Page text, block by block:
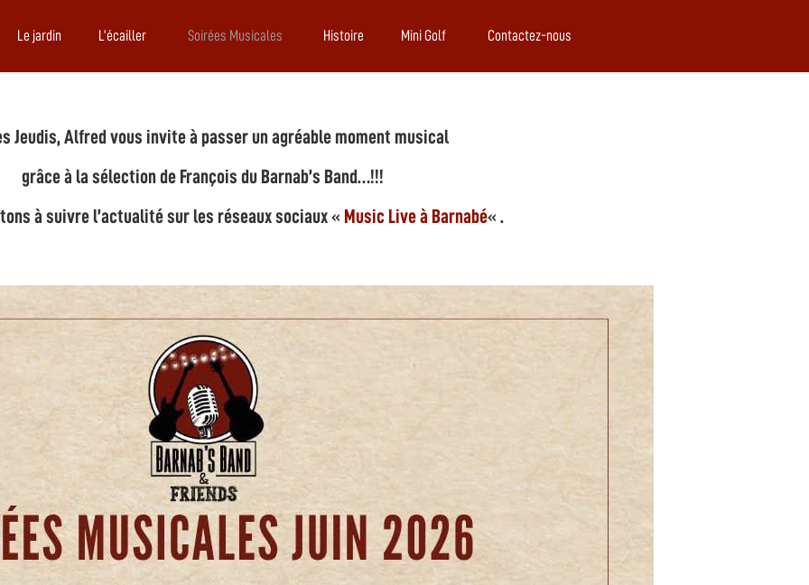
Le jardin L’écailler Soirées Musicales Histoire Mini Golf Contactez-nous
Jeudis, Alfred vous invite à passer un agréable moment musical
grâce à la sélection de François du Barnab’s Band…!!!
à suivre l’actualité sur les réseaux sociaux « Music Live à Barnabé« .